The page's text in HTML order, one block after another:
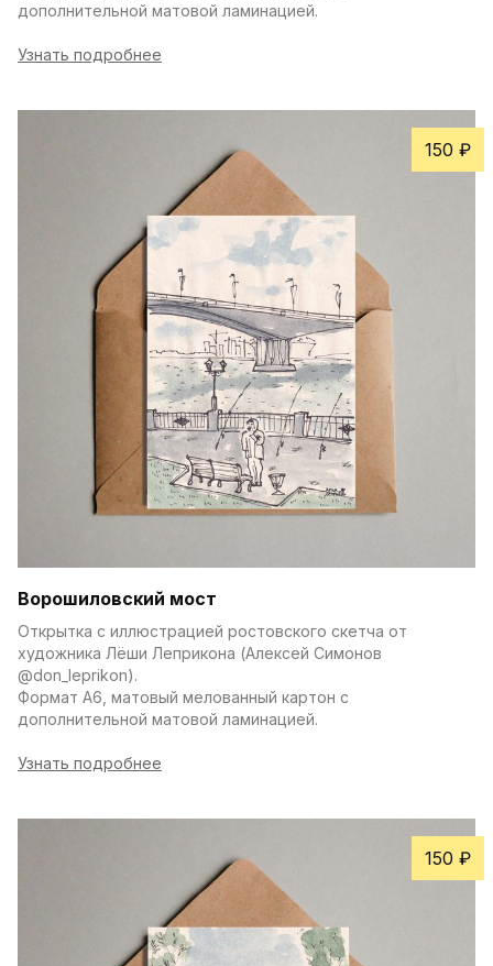
дополнительной матовой ламинацией.
Узнать подробнее
Ворошиловский мост
Открытка с иллюстрацией ростовского скетча от
художника Лёши Леприкона (Алексей Симонов
@don_leprikon).
Формат А6, матовый мелованный картон с
дополнительной матовой ламинацией.
150 ₽
Узнать подробнее
150 ₽